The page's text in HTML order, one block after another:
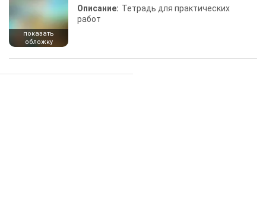
показать
обложку
Описание: Тетрадь для практических
работ